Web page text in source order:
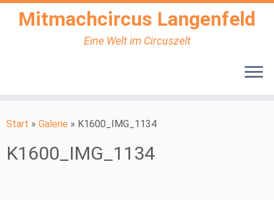
Inhalt
Mitmachcircus Langenfeld
Eine Welt im Circuszelt
Start » Galerie » K1600_IMG_1134
K1600_IMG_1134